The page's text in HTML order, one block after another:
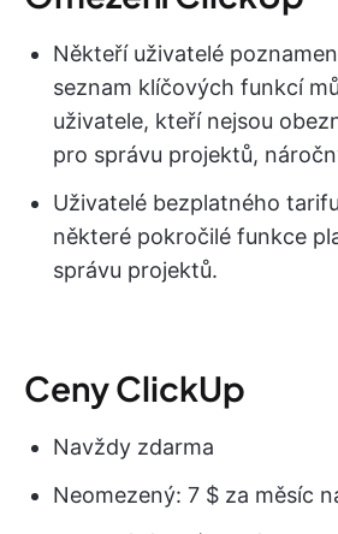
Někteří uživatelé
seznam klíčových funkcí
uživatele, kteří nejsou
pro správu projektů,
Uživatelé bezplatného
některé pokročilé funkce
správu projektů.
Ceny ClickUp
Navždy zdarma
Neomezený: 7 $ za měsíc